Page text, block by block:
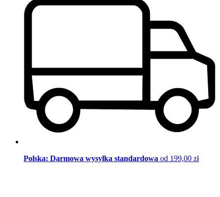
Polska: Darmowa wysyłka standardowa od 199,00 zł